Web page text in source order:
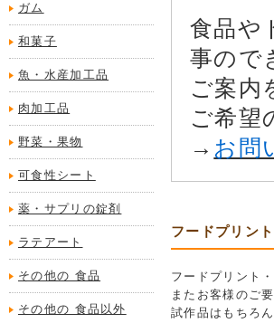
ガム
和菓子
魚・水産加工品
肉加工品
野菜・果物
可食性シート
薬・サプリの錠剤
ラテアート
その他の 食品
その他の 食品以外
食品や
事ので
ご案内
ご希望
→ お問
フードプリン
フードプリント
またお客様のご
試作品はもちろ